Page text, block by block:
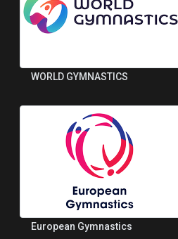
WORLD GYMNASTICS
European Gymnastics